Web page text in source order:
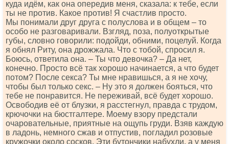
куда идём, как она опередив меня, сказала: к тебе, если
ты не против. Какое против! Я счастлив просто.
Мы понимали друг друга с полуслова и в общем – то
особо не разговаривали. Взгляд, поза, полуоткрытые
губы, словно говорили: подойди, обними, поцелуй. Когда
я обнял Риту, она дрожжала. Что с тобой, спросил я.
Боюсь, ответила она. – Ты что девочка? – Да нет,
конечно. Просто всё так хорошо начинается, а что будет
потом? После секса? Ты мне нравишься, а я не хочу,
чтобы был только секс. – Ну это я должен бояться, что
тебе не понравится. Не переживай, всё будет хорошо.
Освободив её от блузки, я расстегнул, правда с трудом,
крючочки на бюстгалтере. Моему взору предстали
очаровательные, приятные на ощупь груди. Взяв каждую
в ладонь, немного сжав и отпустив, погладил розовые
кружочки около сосков. Эти бутончики набухли, а у меня